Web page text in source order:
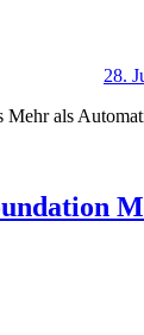
28.
als